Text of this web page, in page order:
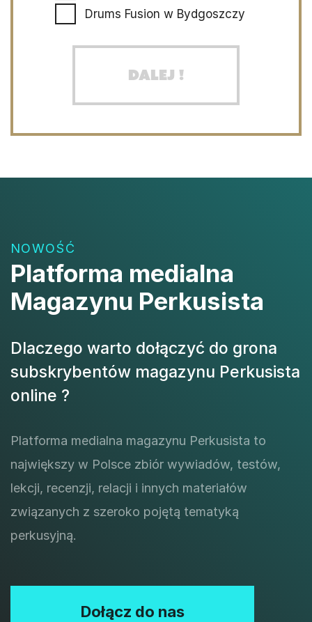
Drums Fusion w Bydgoszczy
Dalej !
NOWOŚĆ
Platforma medialna
Magazynu Perkusista
Dlaczego warto dołączyć do grona
subskrybentów magazynu Perkusista
online ?
Platforma medialna magazynu Perkusista to
największy w Polsce zbiór wywiadów, testów,
lekcji, recenzji, relacji i innych materiałów
związanych z szeroko pojętą tematyką
perkusyjną.
Dołącz do nas